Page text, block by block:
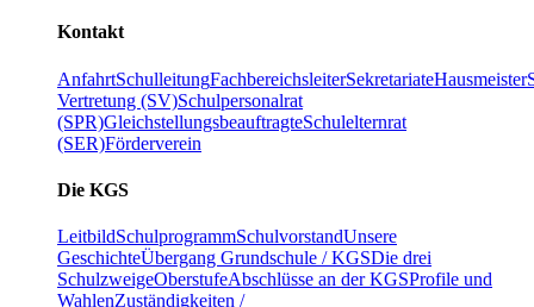
Kontakt
AnfahrtSchulleitungFachbereichsleiterSekretariateHausmeister
Vertretung (SV)Schulpersonalrat
(SPR)GleichstellungsbeauftragteSchulelternrat
(SER)Förderverein
Die KGS
LeitbildSchulprogrammSchulvorstandUnsere
GeschichteÜbergang Grundschule / KGSDie drei
SchulzweigeOberstufeAbschlüsse an der KGSProfile und
WahlenZuständigkeiten /